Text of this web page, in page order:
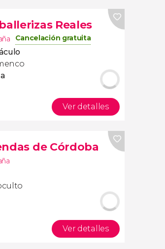
Reales
Cancelación gratuita
Ver detalles
de Córdoba
Ver detalles